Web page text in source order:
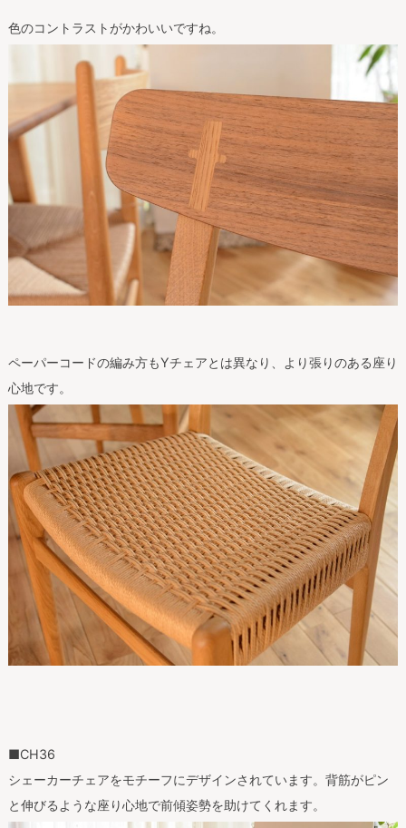
色のコントラストがかわいいですね。
ペーパーコードの編み方もYチェアとは異なり、より張りのある座り
心地です。
■CH36
シェーカーチェアをモチーフにデザインされています。背筋がピン
と伸びるような座り心地で前傾姿勢を助けてくれます。